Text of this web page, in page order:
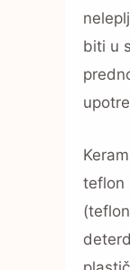
biti u
teflon